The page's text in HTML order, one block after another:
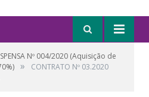
Nº 004/2020 (Aquisição de
»
CONTRATO Nº 03.2020